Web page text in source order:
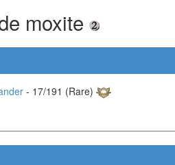
moxite
- 17/191 (Rare)